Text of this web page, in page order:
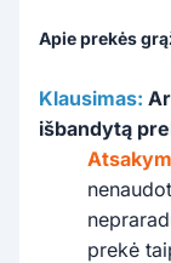
Apie prekės
Klausimas:
išbandytą
prekė